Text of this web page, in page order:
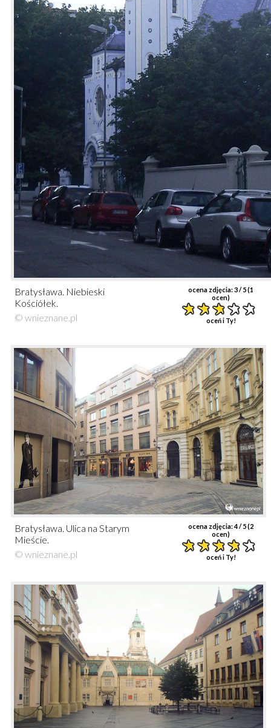
ocena zdjęcia:3/ 5 (1
ocen)
oceń i Ty!
Bratysława. Niebieski
Kościółek.
© wnieznane.pl
ocena zdjęcia:4/ 5 (2
ocen)
oceń i Ty!
Bratysława. Ulica na Starym
Mieście.
© wnieznane.pl